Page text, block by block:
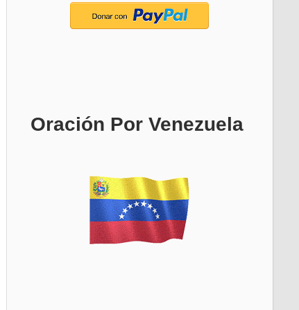
Oración Por Venezuela